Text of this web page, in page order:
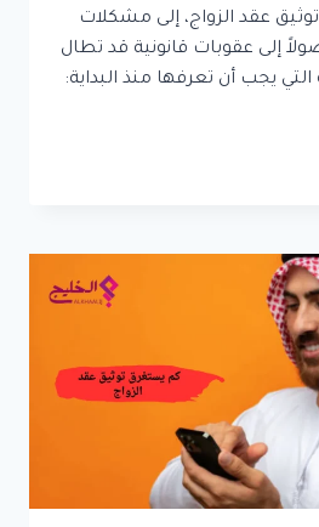
عقد الزواج، إلى مشكلات
إلى عقوبات قانونية قد تطال
يجب أن تعرفها منذ البداية: